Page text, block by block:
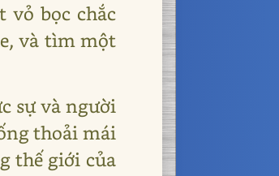
bọc chắc
và tìm một
sự và người
thoải mái
thế giới của